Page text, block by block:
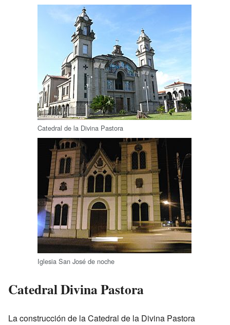
Catedral de la Divina Pastora
Iglesia San José de noche
Catedral Divina Pastora
La construcción de la Catedral de la Divina Pastora